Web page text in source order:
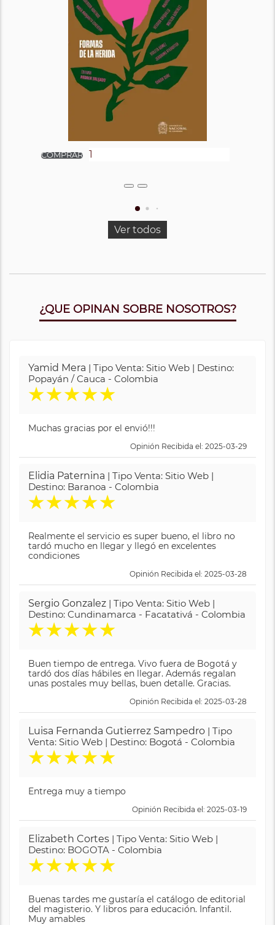
Ver todos
¿QUE OPINAN SOBRE NOSOTROS?
Yamid Mera | Tipo Venta: Sitio Web | Destino:
Popayán / Cauca - Colombia
★★★★★
Muchas gracias por el envió!!!
Opinión Recibida el: 2025-03-29
Elidia Paternina | Tipo Venta: Sitio Web |
Destino: Baranoa - Colombia
★★★★★
Realmente el servicio es super bueno, el libro no
tardó mucho en llegar y llegó en excelentes
condiciones
Opinión Recibida el: 2025-03-28
Sergio Gonzalez | Tipo Venta: Sitio Web |
Destino: Cundinamarca - Facatativá - Colombia
★★★★★
Buen tiempo de entrega. Vivo fuera de Bogotá y
tardó dos días hábiles en llegar. Además regalan
unas postales muy bellas, buen detalle. Gracias.
Opinión Recibida el: 2025-03-28
Luisa Fernanda Gutierrez Sampedro | Tipo
Venta: Sitio Web | Destino: Bogotá - Colombia
★★★★★
Entrega muy a tiempo
Opinión Recibida el: 2025-03-19
Elizabeth Cortes | Tipo Venta: Sitio Web |
Destino: BOGOTA - Colombia
★★★★★
Buenas tardes me gustaría el catálogo de editorial
del magisterio. Y libros para educación. Infantil.
Muy amables